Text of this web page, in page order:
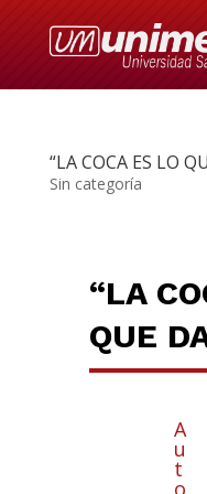
“LA COCA ES LO
Sin categoría
“LA
QUE
A
u
t
o